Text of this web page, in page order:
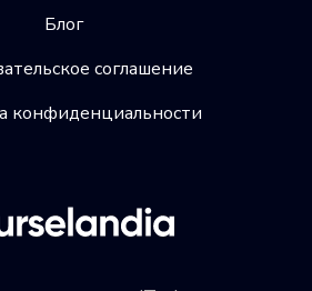
Блог
соглашение
конфиденциальности